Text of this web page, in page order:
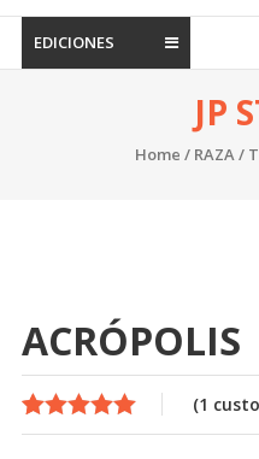
EDICIONES
JP
Home / RAZA/
ACRÓPOLIS
Rated5.00
1
(1